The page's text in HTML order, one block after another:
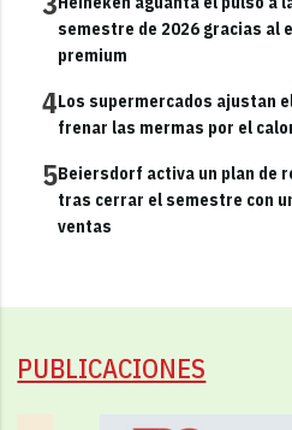
semestre de 2026 gracias al
premium
4Los supermercados ajustan
frenar las mermas por el
5Beiersdorf activa un plan de
tras cerrar el semestre con
ventas
PUBLICACIONES